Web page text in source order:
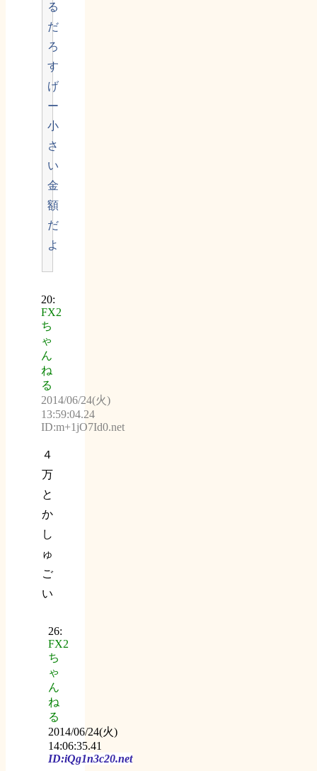
る
だ
ろ
す
げ
ー
小
さ
い
金
額
だ
よ
20:
FX2
ち
ゃ
ん
ね
る
2014/06/24(火)
13:59:04.24
ID:m+1jO7Id0.net
４
万
と
か
し
ゅ
ご
い
26:
FX2
ち
ゃ
ん
ね
る
2014/06/24(火)
14:06:35.41
ID:iQg1n3c20.net